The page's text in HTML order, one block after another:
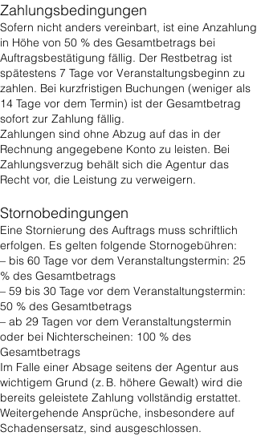
Zahlungsbedingungen
Sofern nicht anders vereinbart, ist eine Anzahlung
in Höhe von 50 % des Gesamtbetrags bei
Auftragsbestätigung fällig. Der Restbetrag ist
spätestens 7 Tage vor Veranstaltungsbeginn zu
zahlen. Bei kurzfristigen Buchungen (weniger als
14 Tage vor dem Termin) ist der Gesamtbetrag
sofort zur Zahlung fällig.
Zahlungen sind ohne Abzug auf das in der
Rechnung angegebene Konto zu leisten. Bei
Zahlungsverzug behält sich die Agentur das
Recht vor, die Leistung zu verweigern.
Stornobedingungen
Eine Stornierung des Auftrags muss schriftlich
erfolgen. Es gelten folgende Stornogebühren:
– bis 60 Tage vor dem Veranstaltungstermin: 25
% des Gesamtbetrags
– 59 bis 30 Tage vor dem Veranstaltungstermin:
50 % des Gesamtbetrags
– ab 29 Tagen vor dem Veranstaltungstermin
oder bei Nichterscheinen: 100 % des
Gesamtbetrags
Im Falle einer Absage seitens der Agentur aus
wichtigem Grund (z. B. höhere Gewalt) wird die
bereits geleistete Zahlung vollständig erstattet.
Weitergehende Ansprüche, insbesondere auf
Schadensersatz, sind ausgeschlossen.